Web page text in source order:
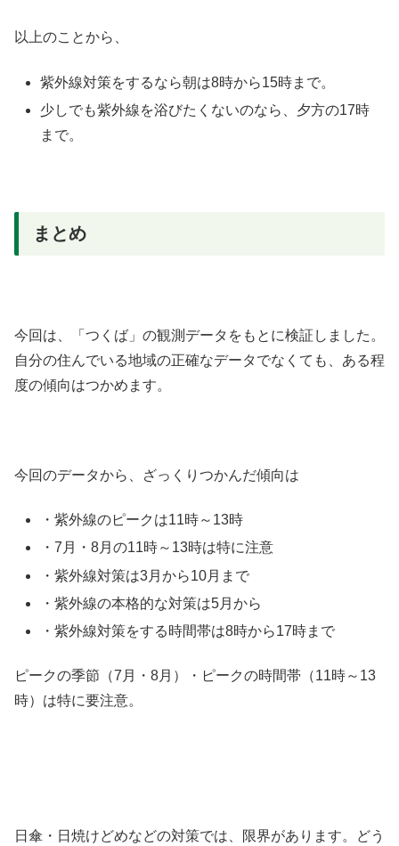
以上のことから、
紫外線対策をするなら朝は8時から15時まで。
少しでも紫外線を浴びたくないのなら、夕方の17時
まで。
まとめ
今回は、「つくば」の観測データをもとに検証しました。
自分の住んでいる地域の正確なデータでなくても、ある程
度の傾向はつかめます。
今回のデータから、ざっくりつかんだ傾向は
・紫外線のピークは11時～13時
・7月・8月の11時～13時は特に注意
・紫外線対策は3月から10月まで
・紫外線の本格的な対策は5月から
・紫外線対策をする時間帯は8時から17時まで
ピークの季節（7月・8月）・ピークの時間帯（11時～13
時）は特に要注意。
日傘・日焼けどめなどの対策では、限界があります。どう